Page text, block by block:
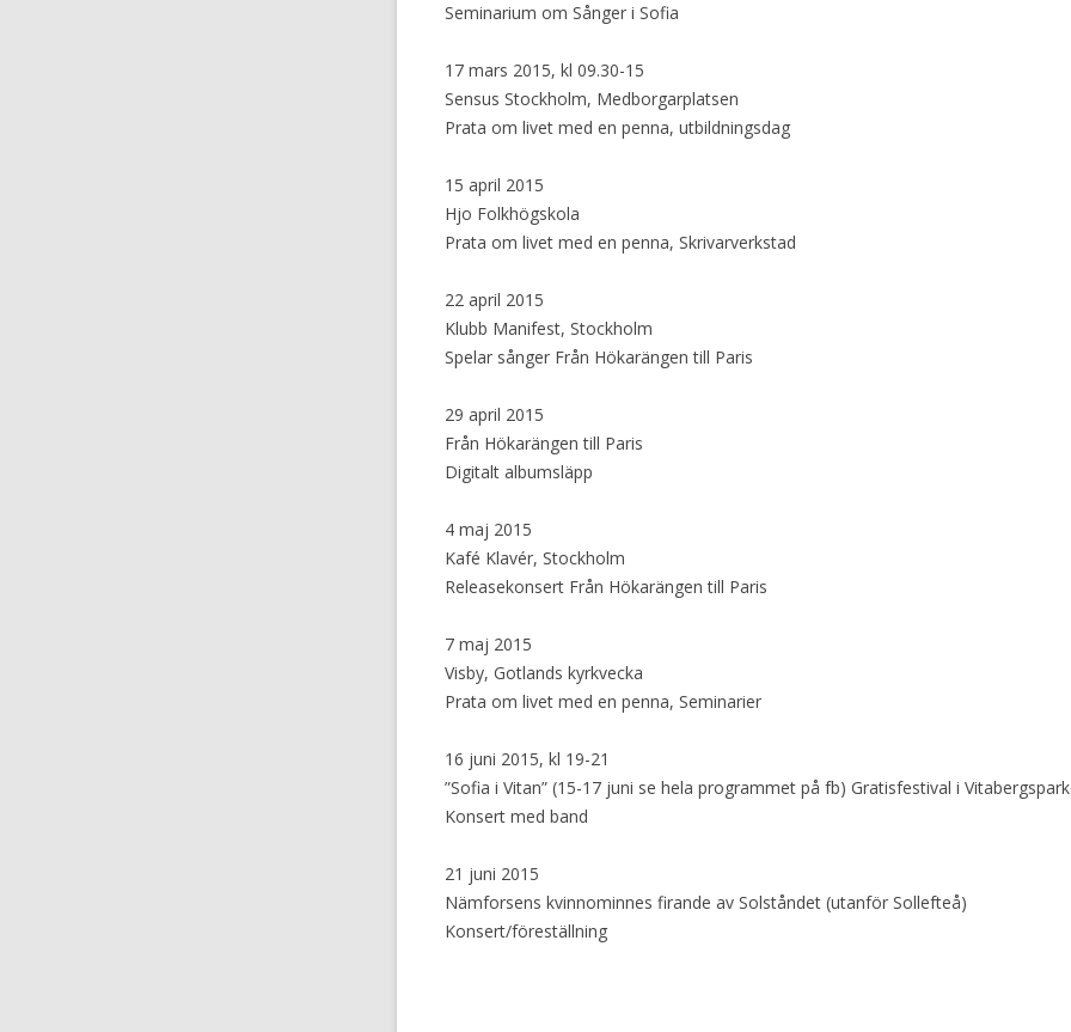
Seminarium om Sånger i Sofia
17 mars 2015, kl 09.30-15
Sensus Stockholm, Medborgarplatsen
Prata om livet med en penna, utbildningsdag
15 april 2015
Hjo Folkhögskola
Prata om livet med en penna, Skrivarverkstad
22 april 2015
Klubb Manifest, Stockholm
Spelar sånger Från Hökarängen till Paris
29 april 2015
Från Hökarängen till Paris
Digitalt albumsläpp
4 maj 2015
Kafé Klavér, Stockholm
Releasekonsert Från Hökarängen till Paris
7 maj 2015
Visby, Gotlands kyrkvecka
Prata om livet med en penna, Seminarier
16 juni 2015, kl 19-21
”Sofia i Vitan” (15-17 juni se hela programmet på fb) Gratisfestival i
Konsert med band
21 juni 2015
Nämforsens kvinnominnes firande av Solståndet (utanför Sollefteå)
Konsert/föreställning